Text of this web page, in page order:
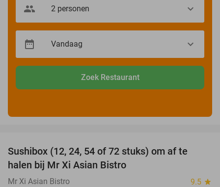
Zoek Restaurant
Sushibox (12, 24, 54 of 72 stuks) om af te
halen bij Mr Xi Asian Bistro
Mr Xi Asian Bistro 9.5 star